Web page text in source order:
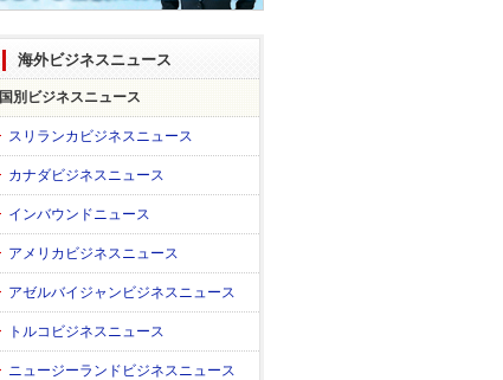
海外ビジネスニュース
国別ビジネスニュース
スリランカビジネスニュース
カナダビジネスニュース
インバウンドニュース
アメリカビジネスニュース
アゼルバイジャンビジネスニュース
トルコビジネスニュース
ニュージーランドビジネスニュース